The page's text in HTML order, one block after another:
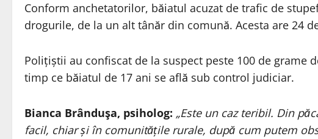
Conform anchetatorilor, băiatul acuzat de trafic de
drogurile, de la un alt tânăr din comună. Acesta are 24
Polițiștii au confiscat de la suspect peste 100 de grame
timp ce băiatul de 17 ani se află sub control judiciar.
Bianca Brânduşa, psiholog: „Este un caz teribil. Din
facil, chiar și în comunitățile rurale, după cum putem